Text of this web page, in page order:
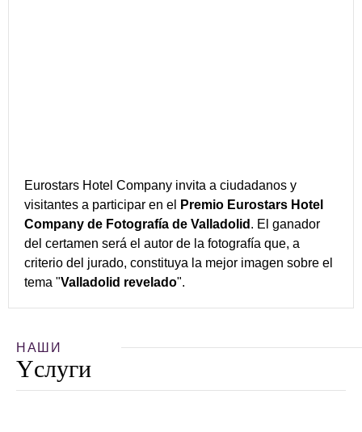
Eurostars Hotel Company invita a ciudadanos y
visitantes a participar en el
Premio Eurostars Hotel
Company de Fotografía de Valladolid . El ganador
del certamen será el autor de la fotografía que, a
criterio del jurado, constituya la mejor imagen sobre el
tema "Valladolid revelado".
НАШИ
Yслуги